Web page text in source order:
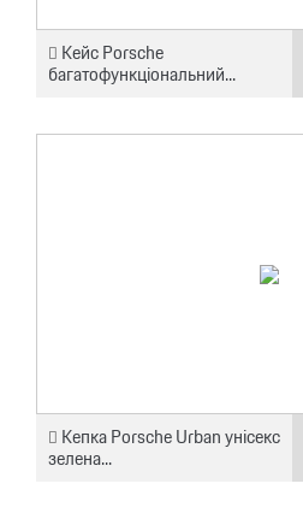
Кейс Porsche
багатофункціональний...
Кепка Porsche Urban унісекс
зелена...